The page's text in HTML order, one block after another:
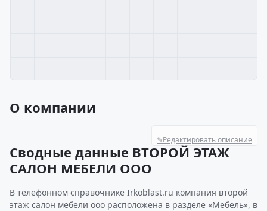
О компании
✎Редактировать описание
Сводные данные ВТОРОЙ ЭТАЖ
САЛОН МЕБЕЛИ ООО
В телефонном справочнике Irkoblast.ru компания второй
этаж салон мебели ооо расположена в разделе «Мебель», в